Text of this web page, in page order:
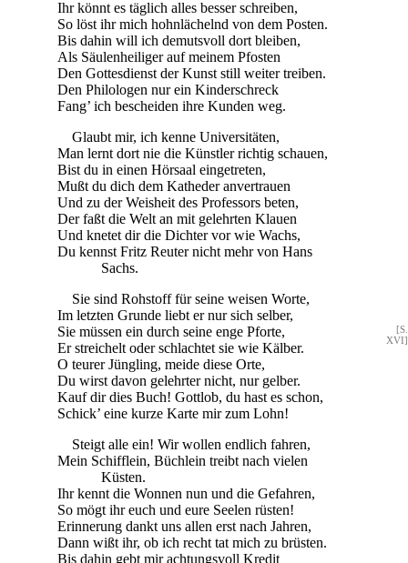
Ihr könnt es täglich alles besser schreiben,
So löst ihr mich hohnlächelnd von dem Posten.
Bis dahin will ich demutsvoll dort bleiben,
Als Säulenheiliger auf meinem Pfosten
Den Gottesdienst der Kunst still weiter treiben.
Den Philologen nur ein Kinderschreck
Fang’ ich bescheiden ihre Kunden weg.
Glaubt mir, ich kenne Universitäten,
Man lernt dort nie die Künstler richtig schauen,
Bist du in einen Hörsaal eingetreten,
Mußt du dich dem Katheder anvertrauen
Und zu der Weisheit des Professors beten,
Der faßt die Welt an mit gelehrten Klauen
Und knetet dir die Dichter vor wie Wachs,
Du kennst Fritz Reuter nicht mehr von Hans
Sachs.
Sie sind Rohstoff für seine weisen Worte,
Im letzten Grunde liebt er nur sich selber,
[S.
XVI]
Sie müssen ein durch seine enge Pforte,
Er streichelt oder schlachtet sie wie Kälber.
O teurer Jüngling, meide diese Orte,
Du wirst davon gelehrter nicht, nur gelber.
Kauf dir dies Buch! Gottlob, du hast es schon,
Schick’ eine kurze Karte mir zum Lohn!
Steigt alle ein! Wir wollen endlich fahren,
Mein Schifflein, Büchlein treibt nach vielen
Küsten.
Ihr kennt die Wonnen nun und die Gefahren,
So mögt ihr euch und eure Seelen rüsten!
Erinnerung dankt uns allen erst nach Jahren,
Dann wißt ihr, ob ich recht tat mich zu brüsten.
Bis dahin gebt mir achtungsvoll Kredit